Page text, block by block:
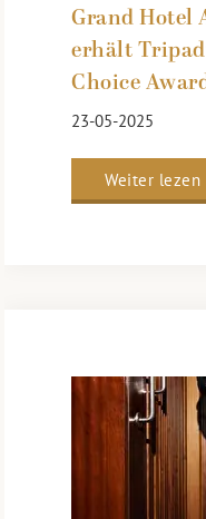
Grand Hotel
erhält
Choice
23-05-2025
Weiter lezen